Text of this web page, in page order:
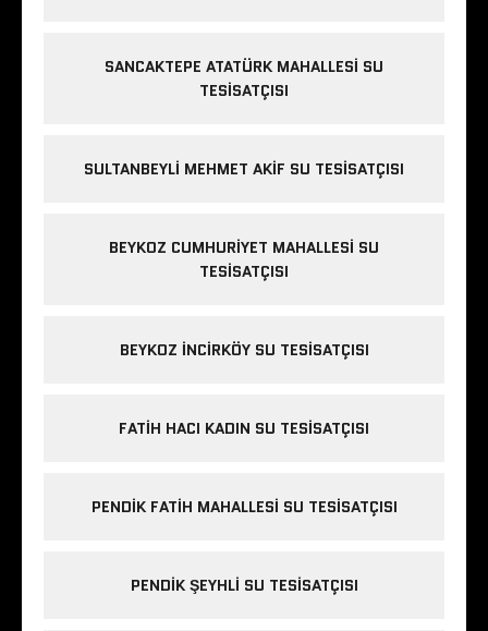
SANCAKTEPE ATATÜRK MAHALLESI SU
TESISATÇISI
SULTANBEYLI MEHMET AKIF SU TESISATÇISI
BEYKOZ CUMHURIYET MAHALLESI SU
TESISATÇISI
BEYKOZ INCIRKÖY SU TESISATÇISI
FATIH HACI KADIN SU TESISATÇISI
PENDIK FATIH MAHALLESI SU TESISATÇISI
PENDIK ŞEYHLI SU TESISATÇISI